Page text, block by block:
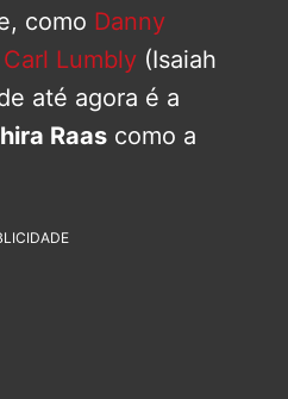
como Danny
Carl Lumbly (Isaiah
até agora é a
Raas como a